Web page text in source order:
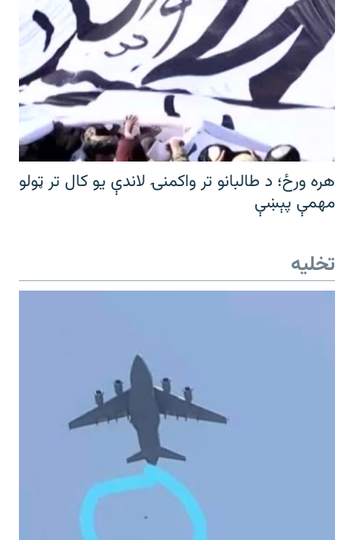
هره ورځ؛ د طالبانو تر واکمنۍ لاندې یو کال تر ټولو
مهمې پېښې
تخلیه